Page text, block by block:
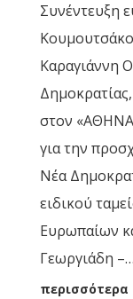
Συνέντευξη
Καραγιάννη
στον «ΑΘΗΝΑ
για την
Νέα
ειδικού
Ευρωπαίων
Γεωργιάδη –…
περισσότερα